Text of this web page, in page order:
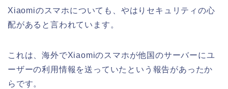
Xiaomiのスマホについても、やはりセキュリティの心
配があると言われています。
これは、海外でXiaomiのスマホが他国のサーバーにユ
ーザーの利用情報を送っていたという報告があったか
らです。